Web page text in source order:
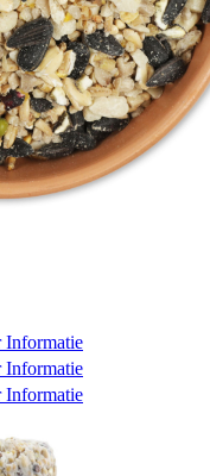
Informatie
Informatie
Informatie